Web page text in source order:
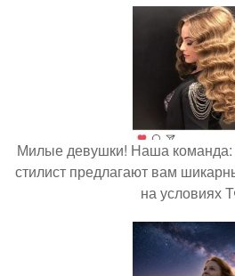
Милые девушки! Наша команда:
стилист предлагают вам
на условиях